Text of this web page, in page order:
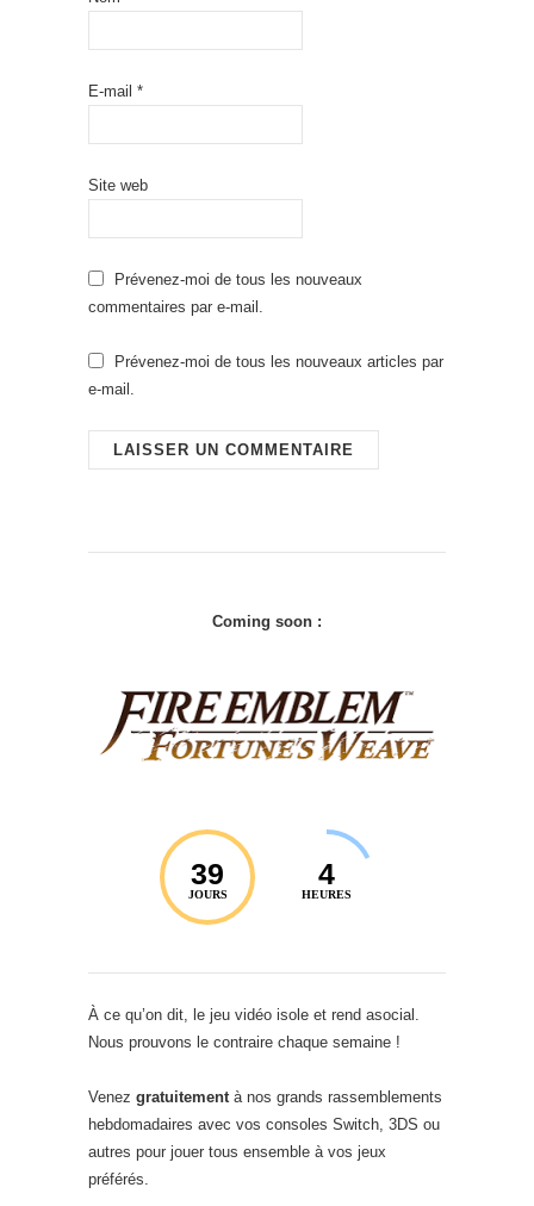
E-mail *
Site web
Prévenez-moi de tous les nouveaux
commentaires par e-mail.
Prévenez-moi de tous les nouveaux articles par
e-mail.
Coming soon :
39
JOURS
4
HEURES
À ce qu’on dit, le jeu vidéo isole et rend asocial.
Nous prouvons le contraire chaque semaine !
Venez gratuitement à nos grands rassemblements
hebdomadaires avec vos consoles Switch, 3DS ou
autres pour jouer tous ensemble à vos jeux
préférés.